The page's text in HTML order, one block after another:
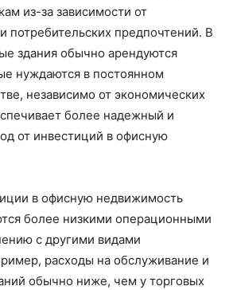
из-за зависимости от
потребительских предпочтений. В
здания обычно арендуются
нуждаются в постоянном
независимо от экономических
более надежный и
от инвестиций в офисную
в офисную недвижимость
более низкими операционными
с другими видами
расходы на обслуживание и
обычно ниже, чем у торговых